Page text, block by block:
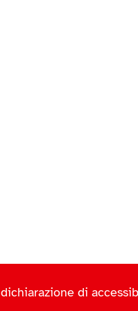
dichiarazione di